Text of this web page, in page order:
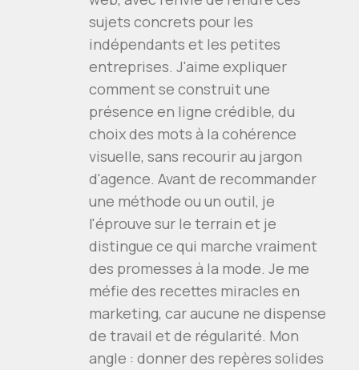
sujets concrets pour les
indépendants et les petites
entreprises. J'aime expliquer
comment se construit une
présence en ligne crédible, du
choix des mots à la cohérence
visuelle, sans recourir au jargon
d'agence. Avant de recommander
une méthode ou un outil, je
l'éprouve sur le terrain et je
distingue ce qui marche vraiment
des promesses à la mode. Je me
méfie des recettes miracles en
marketing, car aucune ne dispense
de travail et de régularité. Mon
angle : donner des repères solides